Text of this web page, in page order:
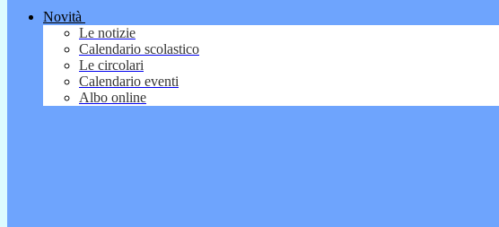
Novità
Le notizie
Calendario scolastico
Le circolari
Calendario eventi
Albo online